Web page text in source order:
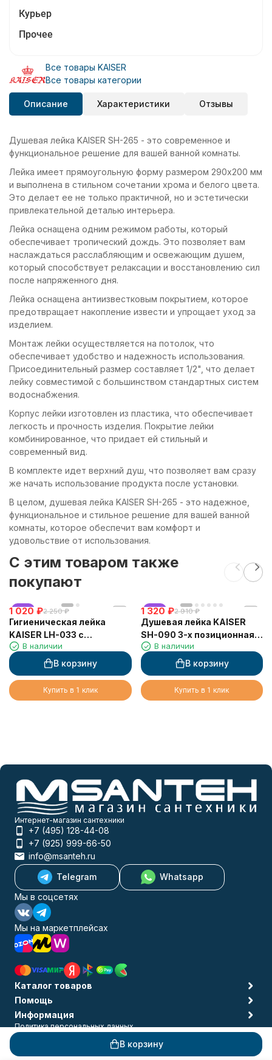
В корзину
Курьер
Прочее
Все товары KAISER
Все товары категории
Описание Характеристики Отзывы
Душевая лейка KAISER SH-265 - это современное и
функциональное решение для вашей ванной комнаты.
Лейка имеет прямоугольную форму размером 290x200 мм
и выполнена в стильном сочетании хрома и белого цвета.
Это делает ее не только практичной, но и эстетически
привлекательной деталью интерьера.
Лейка оснащена одним режимом работы, который
обеспечивает тропический дождь. Это позволяет вам
наслаждаться расслабляющим и освежающим душем,
который способствует релаксации и восстановлению сил
после напряженного дня.
Лейка оснащена антиизвестковым покрытием, которое
предотвращает накопление извести и упрощает уход за
изделием.
Монтаж лейки осуществляется на потолок, что
обеспечивает удобство и надежность использования.
Присоединительный размер составляет 1/2", что делает
лейку совместимой с большинством стандартных систем
водоснабжения.
Корпус лейки изготовлен из пластика, что обеспечивает
легкость и прочность изделия. Покрытие лейки
комбинированное, что придает ей стильный и
современный вид.
В комплекте идет верхний душ, что позволяет вам сразу
же начать использование продукта после установки.
В целом, душевая лейка KAISER SH-265 - это надежное,
функциональное и стильное решение для вашей ванной
комнаты, которое обеспечит вам комфорт и
удовольствие от использования.
C этим товаром также
покупают
хит
1 020 ₽2 250 ₽
Гигиеническая лейка
KAISER LH-033 с
кронштейном
В наличии
В корзину
Купить в 1 клик
хит
1 320 ₽2 910 ₽
Душевая лейка KAISER
SH-090 3-х позиционная
120х253 мм хром
В наличии
В корзину
Купить в 1 клик
Интернет-магазин сантехники
+7 (495) 128-44-08
+7 (925) 999-66-50
info@msanteh.ru
Telegram
Whatsapp
Мы в соцсетях
Мы на маркетплейсах
Каталог товаров
Помощь
Информация
Политика персональных данных
© 2009-2026 MSANTEH